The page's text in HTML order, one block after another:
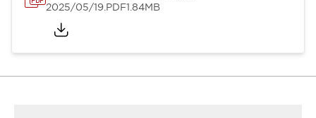
2025/05/19.PDF1.84MB